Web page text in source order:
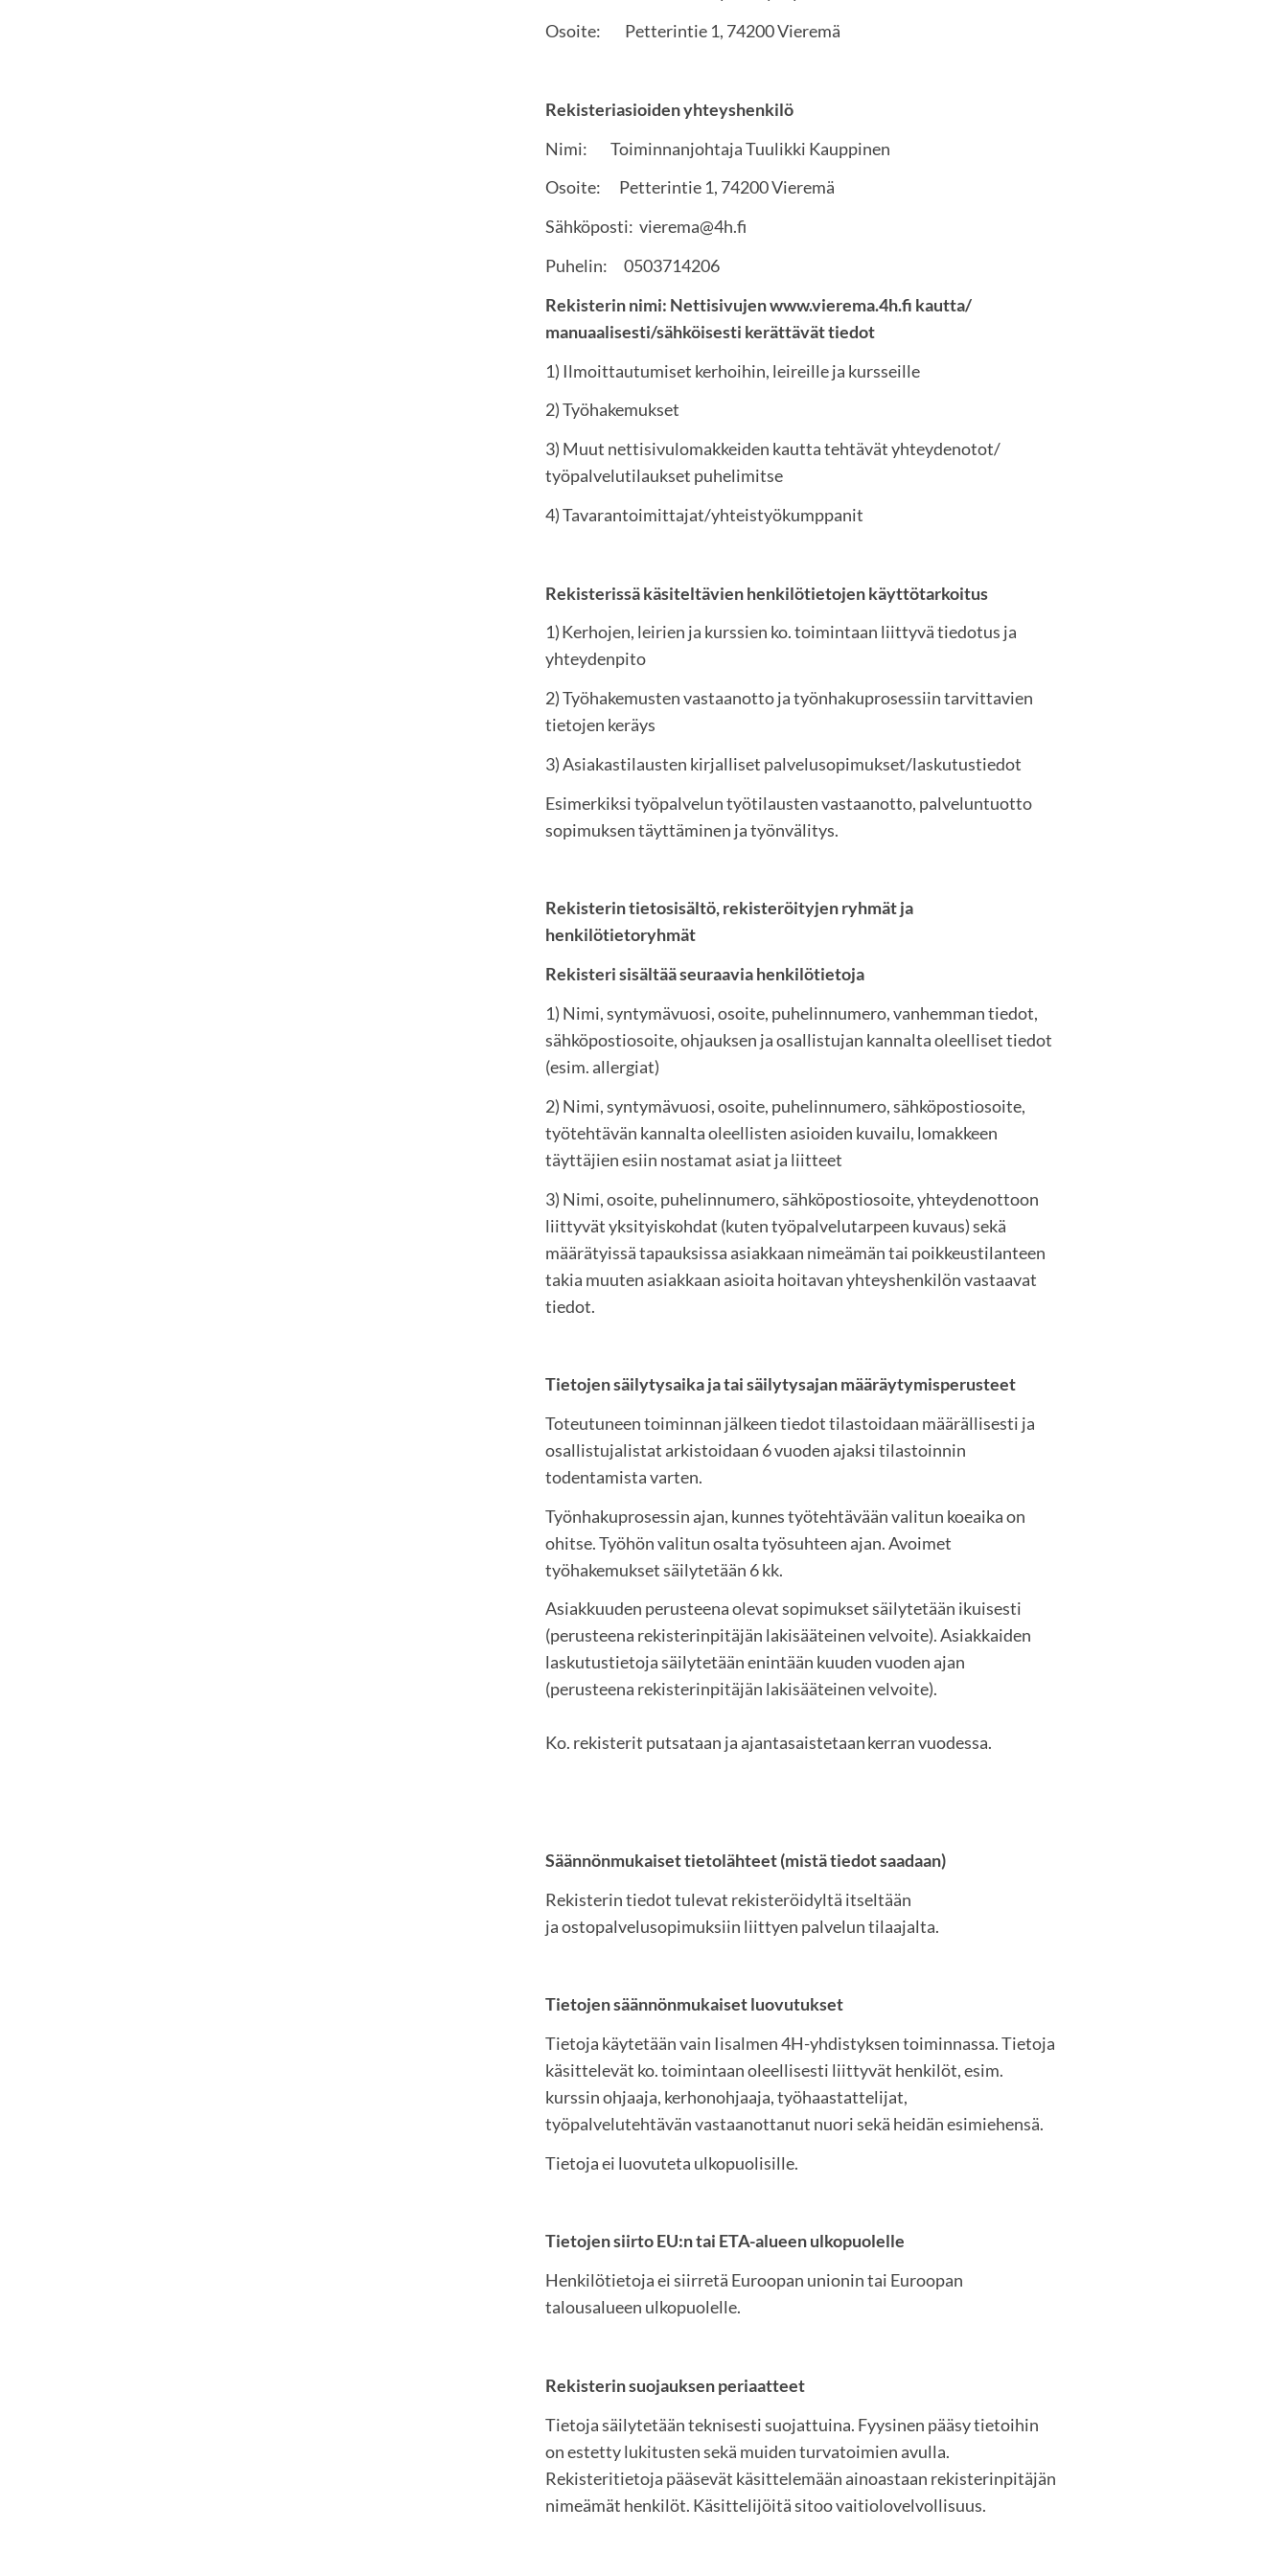
Osoite: Petterintie 1, 74200 Vieremä
Rekisteriasioiden yhteyshenkilö
Nimi: Toiminnanjohtaja Tuulikki Kauppinen
Osoite: Petterintie 1, 74200 Vieremä
Sähköposti: vierema@4h.fi
Puhelin: 0503714206
Rekisterin nimi: Nettisivujen www.vierema.4h.fi kautta/
manuaalisesti/sähköisesti kerättävät tiedot
1) Ilmoittautumiset kerhoihin, leireille ja kursseille
2) Työhakemukset
3) Muut nettisivulomakkeiden kautta tehtävät yhteydenotot/
työpalvelutilaukset puhelimitse
4) Tavarantoimittajat/yhteistyökumppanit
Rekisterissä käsiteltävien henkilötietojen käyttötarkoitus
1) Kerhojen, leirien ja kurssien ko. toimintaan liittyvä tiedotus ja
yhteydenpito
2) Työhakemusten vastaanotto ja työnhakuprosessiin tarvittavien
tietojen keräys
3) Asiakastilausten kirjalliset palvelusopimukset/laskutustiedot
Esimerkiksi työpalvelun työtilausten vastaanotto, palveluntuotto
sopimuksen täyttäminen ja työnvälitys.
Rekisterin tietosisältö, rekisteröityjen ryhmät ja
henkilötietoryhmät
Rekisteri sisältää seuraavia henkilötietoja
1) Nimi, syntymävuosi, osoite, puhelinnumero, vanhemman tiedot,
sähköpostiosoite, ohjauksen ja osallistujan kannalta oleelliset tiedot
(esim. allergiat)
2) Nimi, syntymävuosi, osoite, puhelinnumero, sähköpostiosoite,
työtehtävän kannalta oleellisten asioiden kuvailu, lomakkeen
täyttäjien esiin nostamat asiat ja liitteet
3) Nimi, osoite, puhelinnumero, sähköpostiosoite, yhteydenottoon
liittyvät yksityiskohdat (kuten työpalvelutarpeen kuvaus) sekä
määrätyissä tapauksissa asiakkaan nimeämän tai poikkeustilanteen
takia muuten asiakkaan asioita hoitavan yhteyshenkilön vastaavat
tiedot.
Tietojen säilytysaika ja tai säilytysajan määräytymisperusteet
Toteutuneen toiminnan jälkeen tiedot tilastoidaan määrällisesti ja
osallistujalistat arkistoidaan 6 vuoden ajaksi tilastoinnin
todentamista varten.
Työnhakuprosessin ajan, kunnes työtehtävään valitun koeaika on
ohitse. Työhön valitun osalta työsuhteen ajan. Avoimet
työhakemukset säilytetään 6 kk.
Asiakkuuden perusteena olevat sopimukset säilytetään ikuisesti
(perusteena rekisterinpitäjän lakisääteinen velvoite). Asiakkaiden
laskutustietoja säilytetään enintään kuuden vuoden ajan
(perusteena rekisterinpitäjän lakisääteinen velvoite).
Ko. rekisterit putsataan ja ajantasaistetaan kerran vuodessa.
Säännönmukaiset tietolähteet (mistä tiedot saadaan)
Rekisterin tiedot tulevat rekisteröidyltä itseltään
ja ostopalvelusopimuksiin liittyen palvelun tilaajalta.
Tietojen säännönmukaiset luovutukset
Tietoja käytetään vain Iisalmen 4H-yhdistyksen toiminnassa. Tietoja
käsittelevät ko. toimintaan oleellisesti liittyvät henkilöt, esim.
kurssin ohjaaja, kerhonohjaaja, työhaastattelijat,
työpalvelutehtävän vastaanottanut nuori sekä heidän esimiehensä.
Tietoja ei luovuteta ulkopuolisille.
Tietojen siirto EU:n tai ETA-alueen ulkopuolelle
Henkilötietoja ei siirretä Euroopan unionin tai Euroopan
talousalueen ulkopuolelle.
Rekisterin suojauksen periaatteet
Tietoja säilytetään teknisesti suojattuina. Fyysinen pääsy tietoihin
on estetty lukitusten sekä muiden turvatoimien avulla.
Rekisteritietoja pääsevät käsittelemään ainoastaan rekisterinpitäjän
nimeämät henkilöt. Käsittelijöitä sitoo vaitiolovelvollisuus.